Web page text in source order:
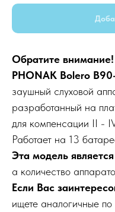
Обратите внимание!
PHONAK Bolero
заушный слуховой
разработанный на
для компенсации II -
Работает на 13
Эта модель
а количество
Если Вас
ищете аналогичные